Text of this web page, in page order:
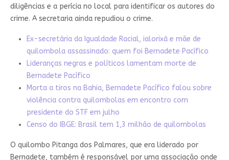
diligências e a perícia no local para identificar os autores do
crime. A secretaria ainda repudiou o crime.
Ex-secretária da Igualdade Racial, ialorixá e mãe de
quilombola assassinado: quem foi Bernadete Pacífico
Lideranças negras e políticos lamentam morte de
Bernadete Pacífico
Morta a tiros na Bahia, Bernadete Pacífico falou sobre
violência contra quilombolas em encontro com
presidente do STF em julho
Censo do IBGE: Brasil tem 1,3 milhão de quilombolas
O quilombo Pitanga dos Palmares, que era liderado por
Bernadete, também é responsável por uma associação onde